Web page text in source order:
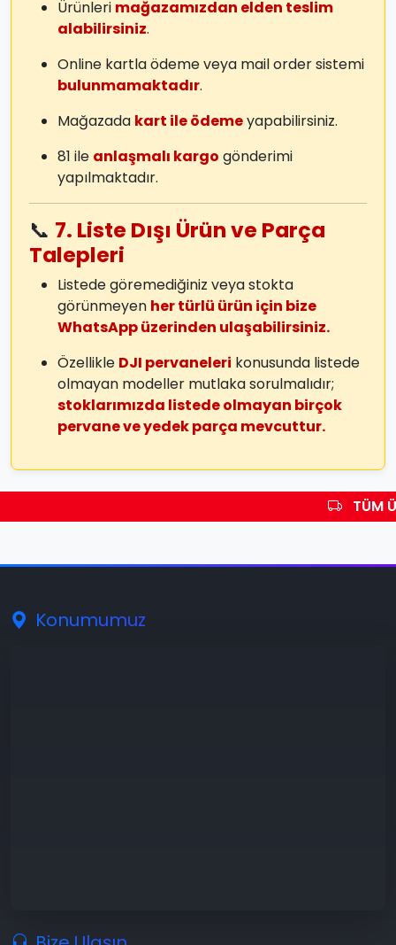
Ürünleri mağazamızdan elden teslim
alabilirsiniz.
Online kartla ödeme veya mail order sistemi
bulunmamaktadır.
Mağazada kart ile ödemeyapabilirsiniz.
81 ile anlaşmalı kargo gönderimi
yapılmaktadır.
📞 7. Liste Dışı Ürün ve Parça
Talepleri
Listede göremediğiniz veya stokta
görünmeyen her türlü ürün için bize
WhatsApp üzerinden ulaşabilirsiniz.
Özellikle DJI pervaneleri konusunda listede
olmayan modeller mutlaka sorulmalıdır;
stoklarımızda listede olmayan birçok
pervane ve yedek parça mevcuttur.
TÜM
Konumumuz